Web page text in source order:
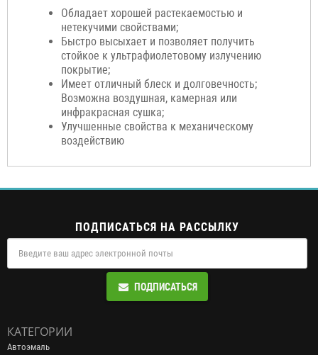
Обладает хорошей растекаемостью и
нетекучими свойствами;
Быстро высыхает и позволяет получить
стойкое к ультрафиолетовому излучению
покрытие;
Имеет отличный блеск и долговечность;
Возможна воздушная, камерная или
инфракрасная сушка;
Улучшенные свойства к механическому
воздействию
ПОДПИСАТЬСЯ НА РАССЫЛКУ
ПОДПИСАТЬСЯ
КАТЕГОРИИ
Автоэмаль